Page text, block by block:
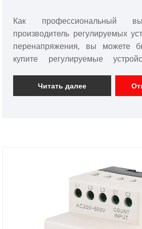
Как профессиональный
производитель регулируемых
перенапряжения, вы можете
купите регулируемые
предложим вам лучшее
обслуживание и
защитой от пониженного
перегрузки по току. В
перенапряжения,
перегрузки по току в линии
мгновенно отключиться,
Читать далее